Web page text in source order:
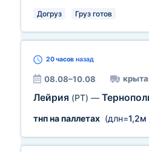
Догруз Груз готов
20 часов назад
08.08–10.08
Лейрия (PT) —
тнп на паллетах (длн=1,2м